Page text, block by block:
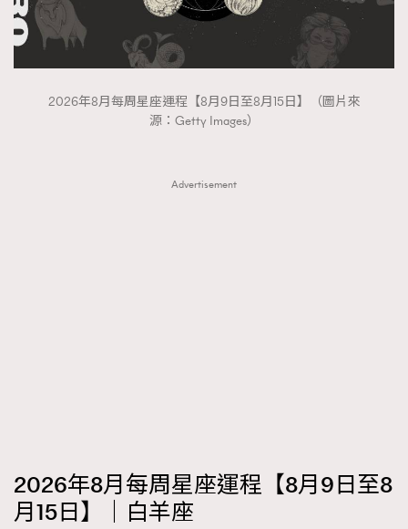
2026年8月每周星座運程【8月9日至8月15日】（圖片來
源：Getty Images）
Advertisement
2026年8月每周星座運程【8月9日至8
月15日】｜白羊座